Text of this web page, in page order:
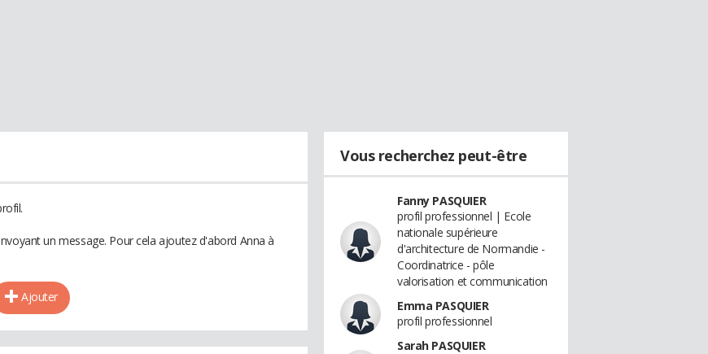
un message. Pour cela ajoutez d'abord Anna à
Ajouter
Vous recherchez peut-être
Fanny PASQUIER
profil professionnel | Ecole
nationale supérieure
d'architecture de Normandie -
Coordinatrice - pôle
valorisation et communication
Emma PASQUIER
profil professionnel
Sarah PASQUIER